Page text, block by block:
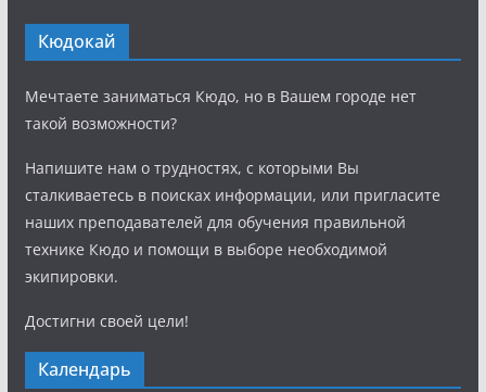
Кюдокай
Мечтаете заниматься Кюдо, но в Вашем городе нет
такой возможности?
Напишите нам о трудностях, с которыми Вы
сталкиваетесь в поисках информации, или пригласите
наших преподавателей для обучения правильной
технике Кюдо и помощи в выборе необходимой
экипировки.
Достигни своей цели!
Календарь